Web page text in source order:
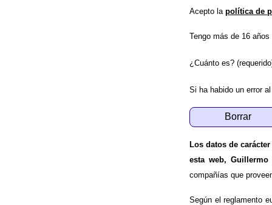
Acepto la política de
Tengo más de 16
¿Cuánto es?
Si ha habido un error
Los datos de carácter
esta web,
compañías que
Según el reglamento